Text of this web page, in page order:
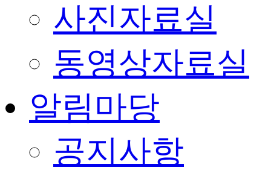
사진자료실
동영상자료실
알림마당
공지사항